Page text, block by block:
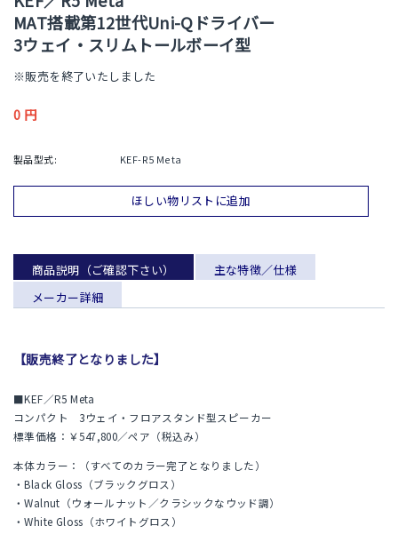
MAT搭載第12世代Uni-Qドライバー
3ウェイ・スリムトールボーイ型
※販売を終了いたしました
0 円
製品型式: KEF-R5 Meta
ほしい物リストに追加
商品説明（ご確認下さい）
主な特徴／仕様
メーカー詳細
【販売終了となりました】
■KEF／R5 Meta
コンパクト 3ウェイ・フロアスタンド型スピーカー
標準価格：￥547,800／ペア（税込み）
本体カラー：（すべてのカラー完了となりました）
・Black Gloss（ブラックグロス）
・Walnut（ウォールナット／クラシックなウッド調）
・White Gloss（ホワイトグロス）